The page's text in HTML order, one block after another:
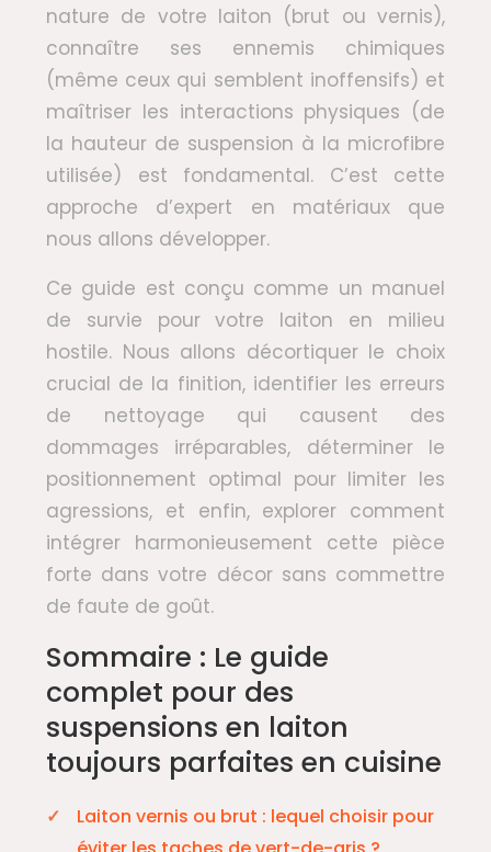
nature de votre laiton (brut ou vernis),
connaître ses ennemis chimiques
(même ceux qui semblent inoffensifs) et
maîtriser les interactions physiques (de
la hauteur de suspension à la microfibre
utilisée) est fondamental. C’est cette
approche d’expert en matériaux que
nous allons développer.
Ce guide est conçu comme un manuel
de survie pour votre laiton en milieu
hostile. Nous allons décortiquer le choix
crucial de la finition, identifier les erreurs
de nettoyage qui causent des
dommages irréparables, déterminer le
positionnement optimal pour limiter les
agressions, et enfin, explorer comment
intégrer harmonieusement cette pièce
forte dans votre décor sans commettre
de faute de goût.
Sommaire : Le guide
complet pour des
suspensions en laiton
toujours parfaites en cuisine
Laiton vernis ou brut : lequel choisir pour